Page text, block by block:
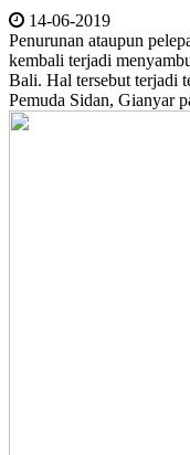
14-06-2019
Penurunan ataupun
kembali terjadi
Bali. Hal tersebut terjadi
Pemuda Sidan, Gianyar